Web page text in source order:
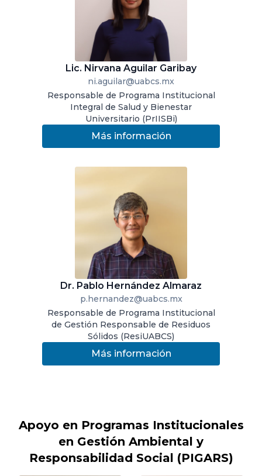
Lic. Nirvana Aguilar Garibay
ni.aguilar@uabcs.mx
Responsable de Programa Institucional
Integral de Salud y Bienestar
Universitario (PrIISBi)
Más información
Dr. Pablo Hernández Almaraz
p.hernandez@uabcs.mx
Responsable de Programa Institucional
de Gestión Responsable de Residuos
Sólidos (ResiUABCS)
Más información
Apoyo en Programas Institucionales
en Gestión Ambiental y
Responsabilidad Social (PIGARS)